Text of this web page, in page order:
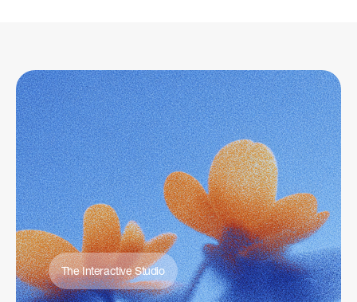
The Interactive Studio